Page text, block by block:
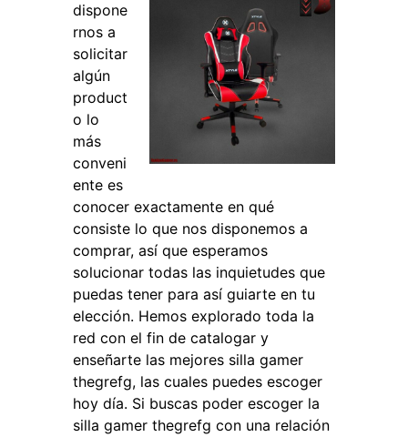
dispone
rnos a
solicitar
algún
product
o lo
más
conveni
ente es
conocer exactamente en qué
consiste lo que nos disponemos a
comprar, así que esperamos
solucionar todas las inquietudes que
puedas tener para así guiarte en tu
elección. Hemos explorado toda la
red con el fin de catalogar y
enseñarte las mejores silla gamer
thegrefg, las cuales puedes escoger
hoy día. Si buscas poder escoger la
silla gamer thegrefg con una relación